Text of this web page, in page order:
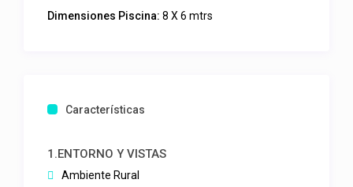
Dimensiones Piscina: 8 X 6 mtrs
Características
1.ENTORNO Y VISTAS
Ambiente Rural